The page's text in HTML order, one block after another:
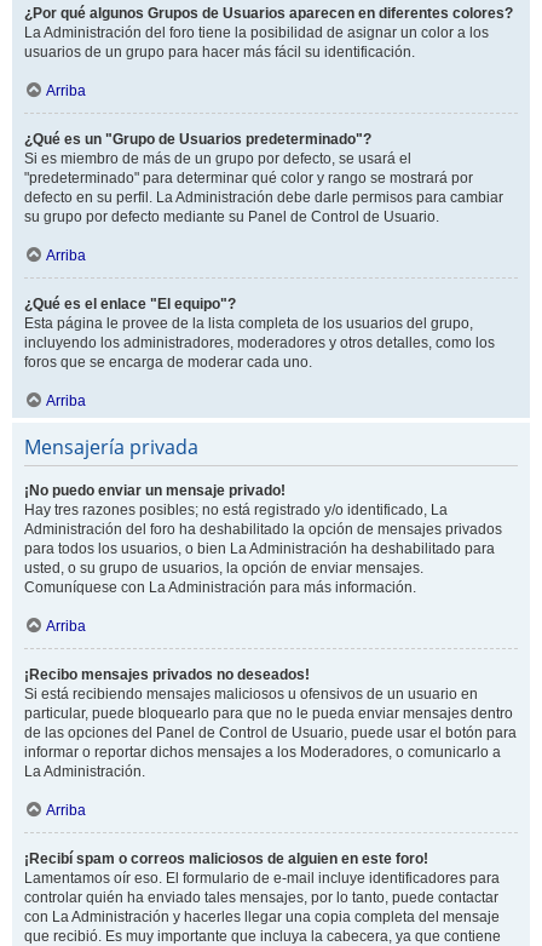
¿Por qué algunos Grupos de Usuarios aparecen en diferentes colores?
La Administración del foro tiene la posibilidad de asignar un color a los
usuarios de un grupo para hacer más fácil su identificación.
Arriba
¿Qué es un "Grupo de Usuarios predeterminado"?
Si es miembro de más de un grupo por defecto, se usará el
"predeterminado" para determinar qué color y rango se mostrará por
defecto en su perfil. La Administración debe darle permisos para cambiar
su grupo por defecto mediante su Panel de Control de Usuario.
Arriba
¿Qué es el enlace "El equipo"?
Esta página le provee de la lista completa de los usuarios del grupo,
incluyendo los administradores, moderadores y otros detalles, como los
foros que se encarga de moderar cada uno.
Arriba
Mensajería privada
¡No puedo enviar un mensaje privado!
Hay tres razones posibles; no está registrado y/o identificado, La
Administración del foro ha deshabilitado la opción de mensajes privados
para todos los usuarios, o bien La Administración ha deshabilitado para
usted, o su grupo de usuarios, la opción de enviar mensajes.
Comuníquese con La Administración para más información.
Arriba
¡Recibo mensajes privados no deseados!
Si está recibiendo mensajes maliciosos u ofensivos de un usuario en
particular, puede bloquearlo para que no le pueda enviar mensajes dentro
de las opciones del Panel de Control de Usuario, puede usar el botón para
informar o reportar dichos mensajes a los Moderadores, o comunicarlo a
La Administración.
Arriba
¡Recibí spam o correos maliciosos de alguien en este foro!
Lamentamos oír eso. El formulario de e-mail incluye identificadores para
controlar quién ha enviado tales mensajes, por lo tanto, puede contactar
con La Administración y hacerles llegar una copia completa del mensaje
que recibió. Es muy importante que incluya la cabecera, ya que contiene